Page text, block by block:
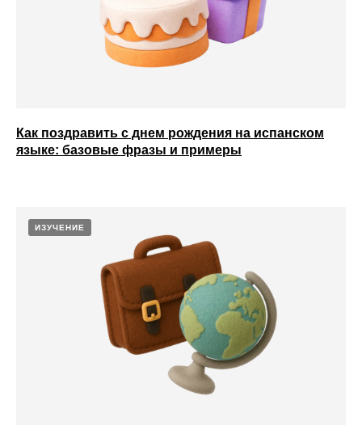
Как поздравить с днем рождения на испанском
языке: базовые фразы и примеры
ИЗУЧЕНИЕ